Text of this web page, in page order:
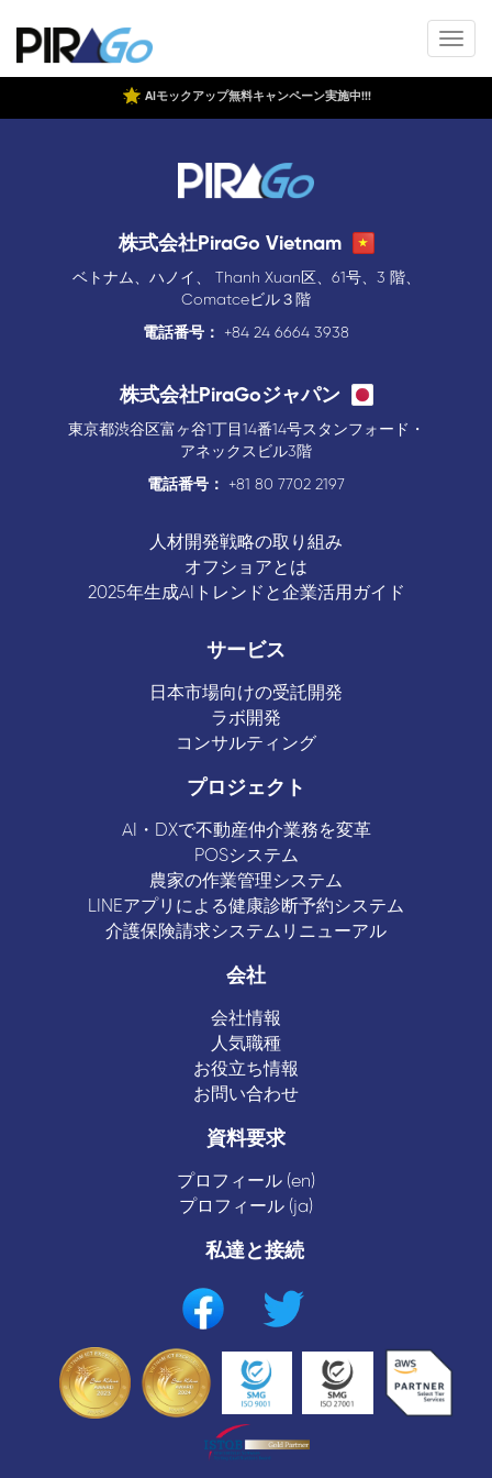
AIモックアップ無料キャンペーン実施中!!!
株式会社PiraGo Vietnam
ベトナム、ハノイ、 Thanh Xuan区、61号、3 階、
Comatceビル３階
電話番号：
+84 24 6664 3938
株式会社PiraGoジャパン
東京都渋谷区富ヶ谷1丁目14番14号スタンフォード・
アネックスビル3階
電話番号：
+81 80 7702 2197
人材開発戦略の取り組み
オフショアとは
2025年生成AIトレンドと企業活用ガイド
サービス
日本市場向けの受託開発
ラボ開発
コンサルティング
プロジェクト
AI・DXで不動産仲介業務を変革
POSシステム
農家の作業管理システム
LINEアプリによる健康診断予約システム
介護保険請求システムリニューアル
会社
会社情報
人気職種
お役立ち情報
お問い合わせ
資料要求
プロフィール (en)
プロフィール (ja)
私達と接続